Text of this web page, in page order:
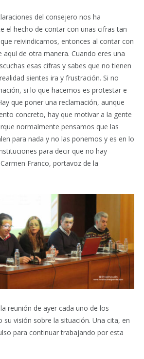
del consejero nos ha
el hecho de contar con unas cifras tan
reivindicamos, entonces al contar con
aquí de otra manera. Cuando eres una
esas cifras y sabes que no tienen
sientes ira y frustración. Si no
si lo que hacemos es protestar e
que poner una reclamación, aunque
concreto, hay que motivar a la gente
normalmente pensamos que las
para nada y no las ponemos y es en lo
para decir que no hay
Franco, portavoz de la
reunión de ayer cada uno de los
su visión sobre la situación. Una cita, en
para continuar trabajando por esta